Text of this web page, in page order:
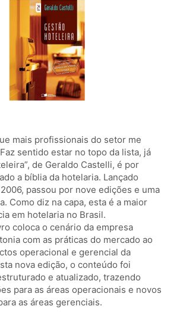
mais profissionais do setor me
sentido estar no topo da lista, já
de Geraldo Castelli, é por
a bíblia da hotelaria. Lançado
passou por nove edições e uma
Como diz na capa, esta é a maior
em hotelaria no Brasil.
coloca o cenário da empresa
com as práticas do mercado ao
operacional e gerencial da
nova edição, o conteúdo foi
e atualizado, trazendo
para as áreas operacionais e novos
as áreas gerenciais.